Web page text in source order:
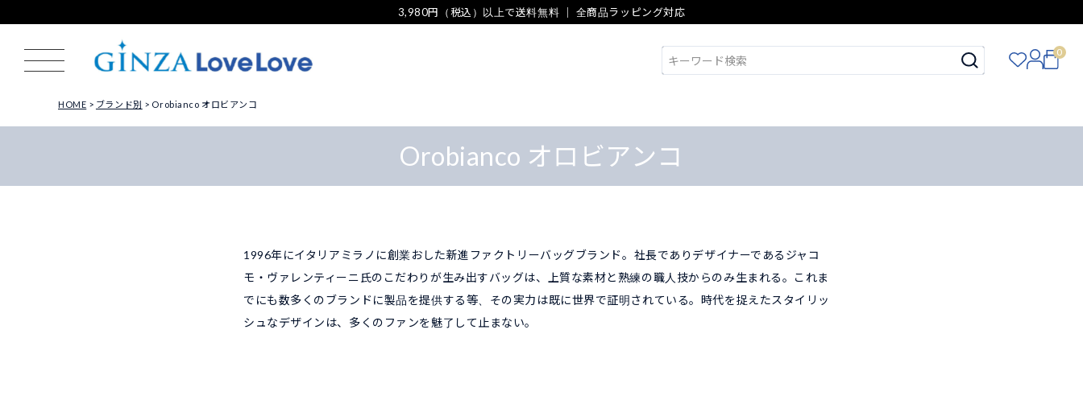
3,980円（税込）以上で送料無料 ｜ 全商品ラッピング対応
0
HOME ブランド別 Orobianco オロビアンコ
Orobianco オロビアンコ
1996年にイタリアミラノに創業おした新進ファクトリーバッグブランド。社長でありデザイナーであるジャコ
モ・ヴァレンティーニ氏のこだわりが生み出すバッグは、上質な素材と熟練の職人技からのみ生まれる。これま
でにも数多くのブランドに製品を提供する等、その実力は既に世界で証明されている。時代を捉えたスタイリッ
シュなデザインは、多くのファンを魅了して止まない。